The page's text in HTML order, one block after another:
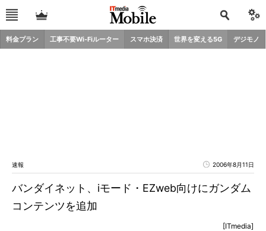
料金プラン 工事不要Wi-Fiルーター スマホ決済 世界を変える5G デジモノ
速報 2006年8月11日
バンダイネット、iモード・EZweb向けにガンダム
コンテンツを追加
[ITmedia]